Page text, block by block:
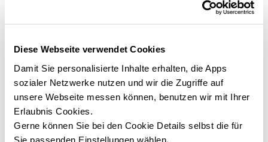
Diese Webseite verwendet Cookies
Damit Sie personalisierte Inhalte erhalten, die Apps
sozialer Netzwerke nutzen und wir die Zugriffe auf
unsere Webseite messen können, benutzen wir mit Ihrer
Erlaubnis Cookies.
Gerne können Sie bei den Cookie Details selbst die für
Sie passenden Einstellungen wählen.
Wunschtermin